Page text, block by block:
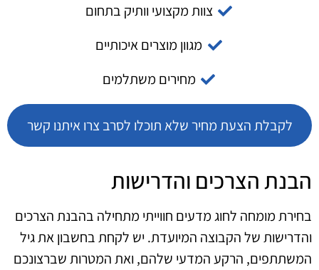
צוות מקצועי וותיק בתחום
מגוון מוצרים איכותיים
מחירים משתלמים
לקבלת הצעת מחיר שלא תוכלו לסרב צרו איתנו קשר
הבנת הצרכים והדרישות
בחירת מומחה לחוג מדעים חווייתי מתחילה בהבנת הצרכים
והדרישות של הקבוצה המיועדת. יש לקחת בחשבון את גיל
המשתתפים, הרקע המדעי שלהם, ואת המטרות שברצונכם